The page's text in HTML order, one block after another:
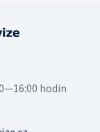
hodin